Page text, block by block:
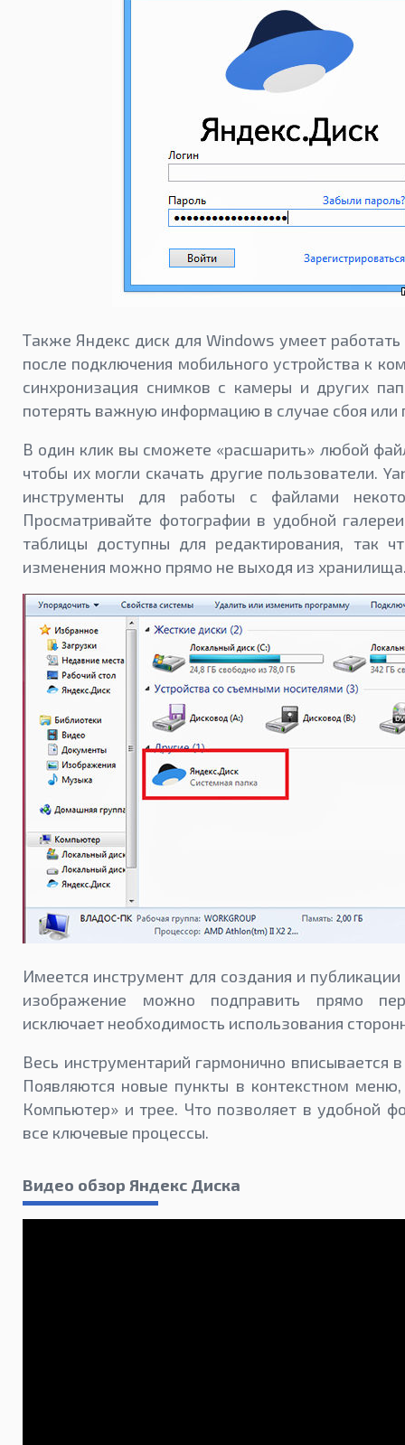
Также Яндекс диск для Windows умеет
после подключения мобильного устройства к
синхронизация снимков с камеры и других
потерять важную информацию в случае сбоя или
В один клик вы сможете «расшарить» любой
чтобы их могли скачать другие пользователи.
инструменты для работы с файлами
Просматривайте фотографии в удобной
таблицы доступны для редактирования, так
изменения можно прямо не выходя из
Имеется инструмент для создания и
изображение можно подправить прямо
исключает необходимость использования
Весь инструментарий гармонично вписывается
Появляются новые пункты в контекстном
Компьютер» и трее. Что позволяет в удобной
все ключевые процессы.
Видео обзор Яндекс Диска